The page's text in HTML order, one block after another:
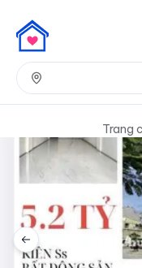
Trang
Previous slide